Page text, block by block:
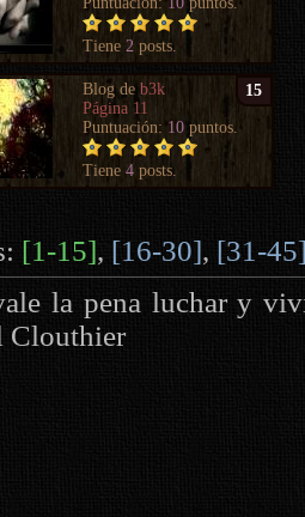
Tiene2 posts.
15
Blog deb3k
Página 11
Puntuación: 10 puntos.
Tiene4 posts.
[1-15], [16-30], [31-
la pena luchar y
Clouthier